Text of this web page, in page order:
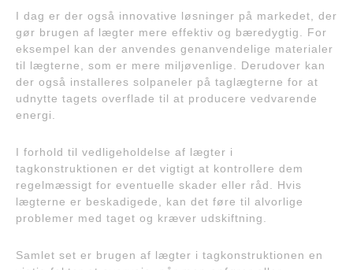
I dag er der også innovative løsninger på markedet, der
gør brugen af lægter mere effektiv og bæredygtig. For
eksempel kan der anvendes genanvendelige materialer
til lægterne, som er mere miljøvenlige. Derudover kan
der også installeres solpaneler på taglægterne for at
udnytte tagets overflade til at producere vedvarende
energi.
I forhold til vedligeholdelse af lægter i
tagkonstruktionen er det vigtigt at kontrollere dem
regelmæssigt for eventuelle skader eller råd. Hvis
lægterne er beskadigede, kan det føre til alvorlige
problemer med taget og kræver udskiftning.
Samlet set er brugen af lægter i tagkonstruktionen en